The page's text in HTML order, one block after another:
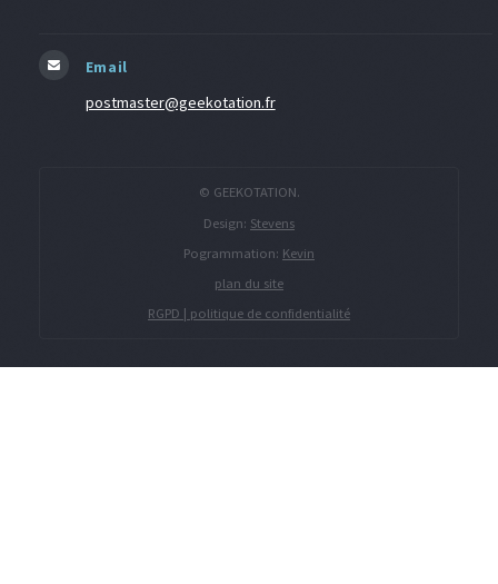
Email
postmaster@geekotation.fr
© GEEKOTATION.
Design: Stevens
Pogrammation: Kevin
plan du site
RGPD | politique de confidentialité